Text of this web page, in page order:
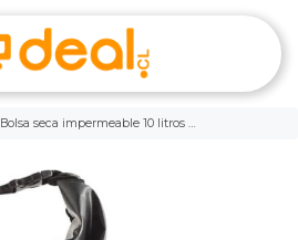
Bolsa seca impermeable 10 litros national geographic